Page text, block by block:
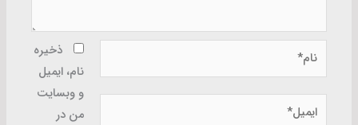
نام*
ایمیل*
ذخیره
نام، ایمیل
و وبسایت
من در